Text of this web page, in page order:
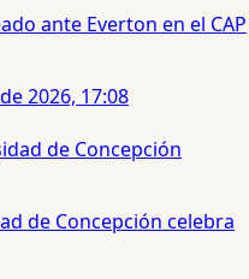
ante Everton en el CAP
2026, 17:08
de Concepción celebra